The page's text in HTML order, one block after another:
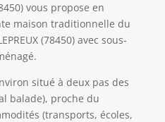
vous propose en
maison traditionnelle du
(78450) avec sous-
situé à deux pas des
balade), proche du
(transports, écoles,